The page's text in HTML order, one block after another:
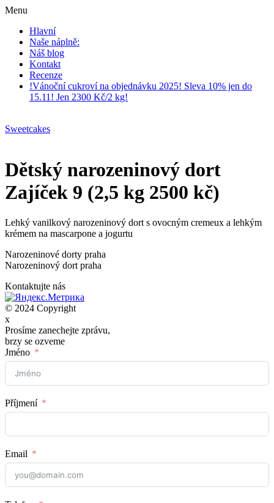
Menu
Hlavní
Naše náplně:
Náš blog
Kontakt
Recenze
!Vánoční cukroví na objednávku 2025! Sleva 10% jen do
15.11! Jen 2300 Kč/2 kg!
Sweetcakes
Dětský narozeninový dort
Zajíček 9 (2,5 kg 2500 kč)
Lehký vanilkový narozeninový dort s ovocným cremeux a lehkým
krémem na mascarpone a jogurtu
Narozeninové dorty praha
Narozeninový dort praha
Kontaktujte nás
© 2024 Copyright
x
Prosíme zanechejte zprávu,
brzy se ozveme
Jméno
Příjmení
Email